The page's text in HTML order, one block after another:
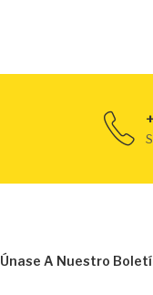
Únase A Nuestro